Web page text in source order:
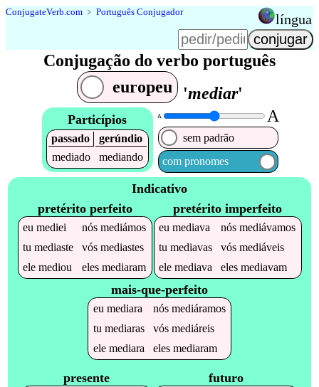
ConjugateVerb.com ﹥ Português Conjugador língua
Conjugação do verbo português
europeu
'mediar'
Particípios
passado
gerúndio
mediado
mediando
A A
sem padrão
com pronomes
Indicativo
pretérito perfeito
eumediei nósmediámos
tumediaste vósmediastes
elemediou elesmediaram
pretérito imperfeito
eumediava nósmediávamos
tumediavas vósmediáveis
elemediava elesmediavam
mais-que-perfeito
eu mediara nós mediáramos
tu mediaras vós mediáreis
ele mediara eles mediaram
presente futuro